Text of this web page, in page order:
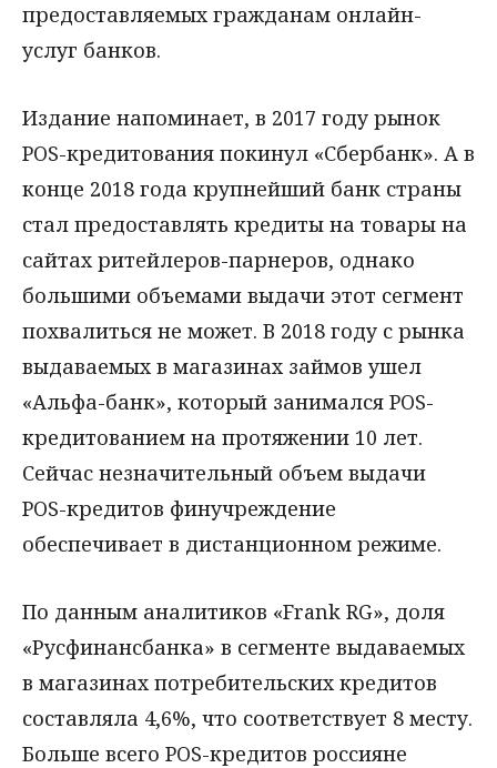
предоставляемых гражданам онлайн-
услуг банков.
Издание напоминает, в 2017 году рынок
POS-кредитования покинул «Сбербанк». А в
конце 2018 года крупнейший банк страны
стал предоставлять кредиты на товары на
сайтах ритейлеров-парнеров, однако
большими объемами выдачи этот сегмент
похвалиться не может. В 2018 году с рынка
выдаваемых в магазинах займов ушел
«Альфа-банк», который занимался POS-
кредитованием на протяжении 10 лет.
Сейчас незначительный объем выдачи
POS-кредитов финучреждение
обеспечивает в дистанционном режиме.
По данным аналитиков «Frank RG», доля
«Русфинансбанка» в сегменте выдаваемых
в магазинах потребительских кредитов
составляла 4,6%, что соответствует 8 месту.
Больше всего POS-кредитов россияне